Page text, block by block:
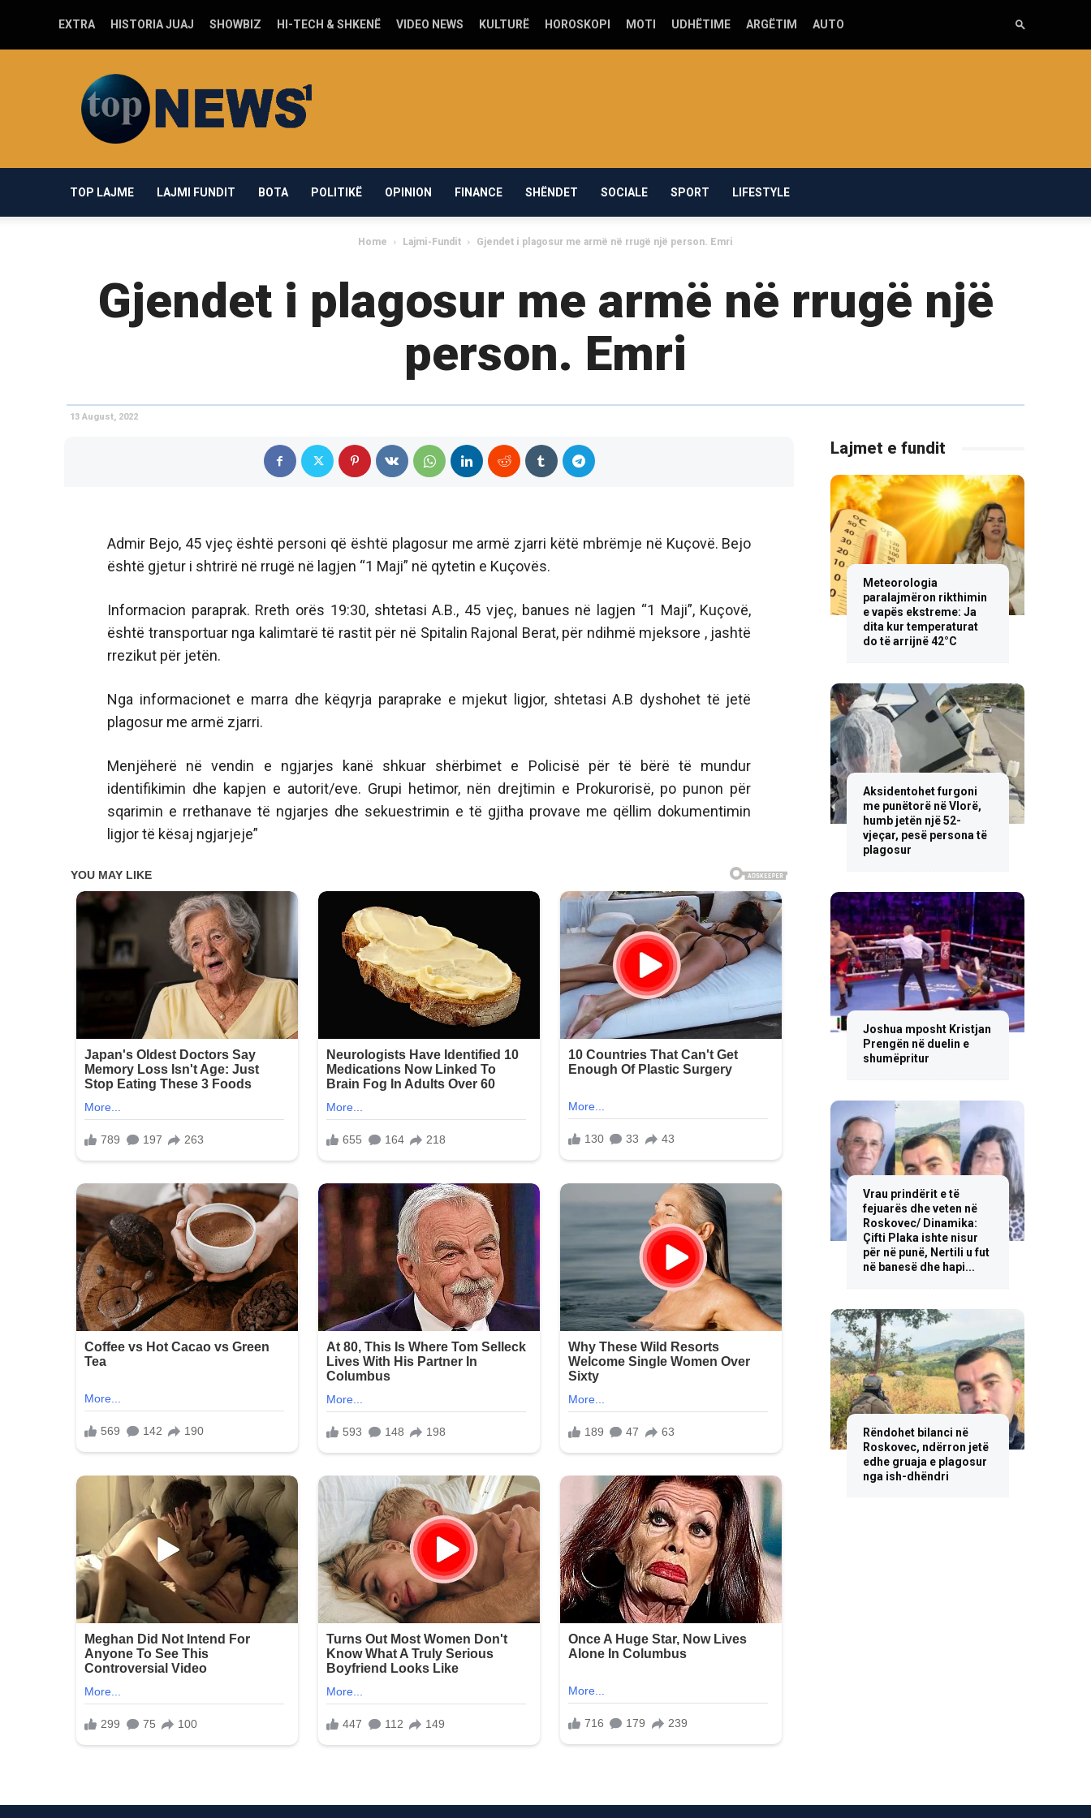
EXTRA HISTORIA JUAJ SHOWBIZ HI-TECH & SHKENË VIDEO NEWS KULTURË HOROSKOPI MOTI UDHËTIME ARGËTIM AUTO
news1.com
TOP LAJME LAJMI FUNDIT BOTA POLITIKË OPINION FINANCE SHËNDET SOCIALE SPORT LIFESTYLE
Home Lajmi-Fundit Gjendet i plagosur me armë në rrugë një person. Emri
Gjendet i plagosur me armë në rrugë një
person. Emri
13 August, 2022
Admir Bejo, 45 vjeç është personi që është plagosur me armë zjarri këtë mbrëmje në Kuçovë. Bejo
është gjetur i shtrirë në rrugë në lagjen “1 Maji” në qytetin e Kuçovës.
Informacion paraprak. Rreth orës 19:30, shtetasi A.B., 45 vjeç, banues në lagjen “1 Maji”, Kuçovë,
është transportuar nga kalimtarë të rastit për në Spitalin Rajonal Berat, për ndihmë mjeksore , jashtë
rrezikut për jetën.
Nga informacionet e marra dhe këqyrja paraprake e mjekut ligjor, shtetasi A.B dyshohet të jetë
plagosur me armë zjarri.
Menjëherë në vendin e ngjarjes kanë shkuar shërbimet e Policisë për të bërë të mundur
identifikimin dhe kapjen e autorit/eve. Grupi hetimor, nën drejtimin e Prokurorisë, po punon për
sqarimin e rrethanave të ngjarjes dhe sekuestrimin e të gjitha provave me qëllim dokumentimin
ligjor të kësaj ngjarjeje”
Lajmet e fundit
Meteorologia
paralajmëron rikthimin
e vapës ekstreme: Ja
dita kur temperaturat
do të arrijnë 42°C
Aksidentohet furgoni
me punëtorë në Vlorë,
humb jetën një 52-
vjeçar, pesë persona të
plagosur
Joshua mposht Kristjan
Prengën në duelin e
shumëpritur
Vrau prindërit e të
fejuarës dhe veten në
Roskovec/ Dinamika:
Çifti Plaka ishte nisur
për në punë, Nertili u fut
në banesë dhe hapi...
Rëndohet bilanci në
Roskovec, ndërron jetë
edhe gruaja e plagosur
nga ish-dhëndri